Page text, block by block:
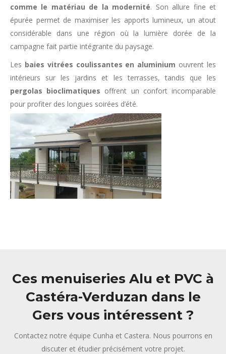
comme le matériau de la modernité. Son allure fine et
épurée permet de maximiser les apports lumineux, un atout
considérable dans une région où la lumière dorée de la
campagne fait partie intégrante du paysage.
Les baies vitrées coulissantes en aluminium ouvrent les
intérieurs sur les jardins et les terrasses, tandis que les
pergolas bioclimatiques offrent un confort incomparable
pour profiter des longues soirées d’été.
Ces menuiseries Alu et PVC à
Castéra-Verduzan dans le
Gers vous intéressent ?
Contactez notre équipe Cunha et Castera. Nous pourrons en
discuter et étudier précisément votre projet.